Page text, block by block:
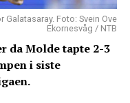
Foto: Svein Ove
Ekornesvåg / NTB
da Molde tapte 2-3
i siste